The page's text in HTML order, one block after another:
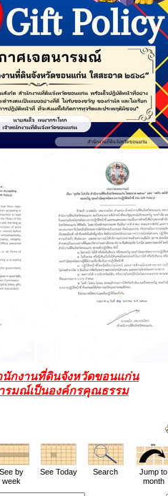
นักงานที่ดินจังหวัดขอนแก่น
ารมณ์เป็นองค์กรคุณธรรม
See by
week
See Today Search
Jump to
month